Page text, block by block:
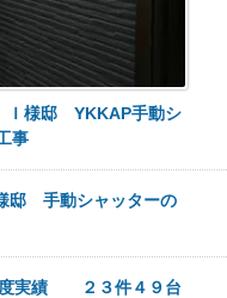
Ｉ様邸 YKKAP手動シ
事
邸 手動シャッターの
度実績 ２３件４９台